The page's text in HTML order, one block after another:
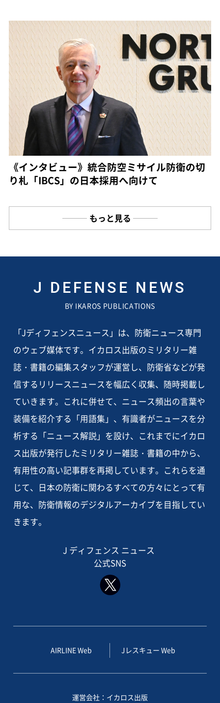
《インタビュー》統合防空ミサイル防衛の切
り札「IBCS」の日本採用へ向けて
もっと見る
J DEFENSE NEWS
BY IKAROS PUBLICATIONS
「Jディフェンスニュース」は、防衛ニュース専門
のウェブ媒体です。イカロス出版のミリタリー雑
誌・書籍の編集スタッフが運営し、防衛省などが発
信するリリースニュースを幅広く収集、随時掲載し
ていきます。これに併せて、ニュース頻出の言葉や
装備を紹介する「用語集」、有識者がニュースを分
析する「ニュース解説」を設け、これまでにイカロ
ス出版が発行したミリタリー雑誌・書籍の中から、
有用性の高い記事群を再掲しています。これらを通
じて、日本の防衛に関わるすべての方々にとって有
用な、防衛情報のデジタルアーカイブを目指してい
きます。
J ディフェンス ニュース
公式SNS
AIRLINE Web Jレスキュー Web
運営会社：イカロス出版